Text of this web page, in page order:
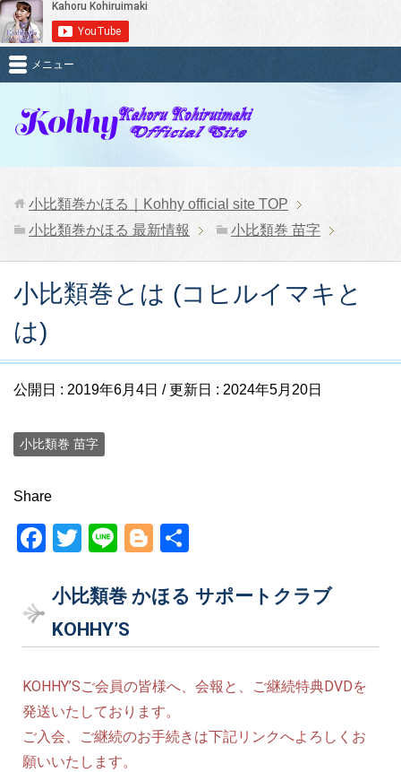
メニュー
小比類巻かほる｜Kohhy official site TOP
小比類巻かほる 最新情報
小比類巻 苗字
小比類巻とは (コヒルイマキと
は)
公開日 : 2019年6月4日 / 更新日 : 2024年5月20日
小比類巻 苗字
Share
F
c
e
b
o
o
k
T
tt
er
Li
e
Bl
g
er
小比類巻 かほる サポートクラブ
KOHHY’S
KOHHY’Sご会員の皆様へ、会報と、ご継続特典DVDを
発送いたしております。
ご入会、ご継続のお手続きは下記リンクへよろしくお
願いいたします。